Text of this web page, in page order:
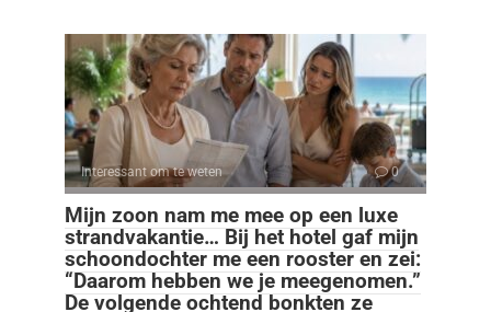
Interessant om te weten 0
Mijn zoon nam me mee op een luxe
strandvakantie… Bij het hotel gaf mijn
schoondochter me een rooster en zei:
“Daarom hebben we je meegenomen.”
De volgende ochtend bonkten ze